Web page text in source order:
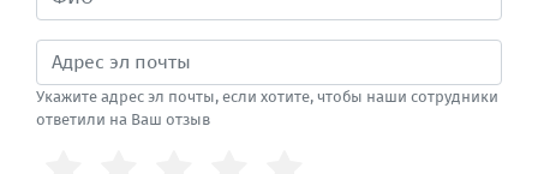
Укажите адрес эл почты, если хотите, чтобы наши сотрудники
ответили на Ваш отзыв